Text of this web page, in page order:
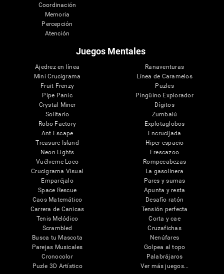
Coordinación
Memoria
Percepción
Atención
Juegos Mentales
Ajedrez en línea
Mini Crucigrama
Fruit Frenzy
Pipe Panic
Crystal Miner
Solitario
Robo Factory
Ant Escape
Treasure Island
Neon Lights
Vuélveme Loco
Crucigrama Visual
Emparéjalo
Space Rescue
Caos Matemático
Carrera de Canicas
Tenis Melódico
Scrambled
Busca tu Mascota
Parejas Musicales
Cronocolor
Puzle 3D Artístico
Ranaventuras
Línea de Caramelos
Puzles
Pingüino Explorador
Dígitos
Zumbalú
Explotaglobos
Encrucijada
Hiper-espacio
Frescazoo
Rompecabezas
La gasolinera
Pares y sumas
Apunta y resta
Desafío ratón
Tensión perfecta
Corta y cae
Cruzafichas
Nenúfares
Golpea al topo
Palabrájaros
Ver más juegos...